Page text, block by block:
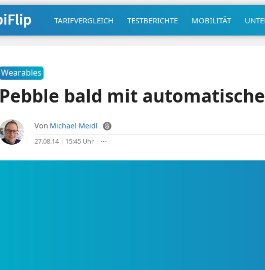
TARIFVERGLEICH TESTBERICHTE MOBILITÄT
Wearables
Pebble bald mit
Von Michael Meidl
27.08.14 | 15:45 Uhr| ⋯